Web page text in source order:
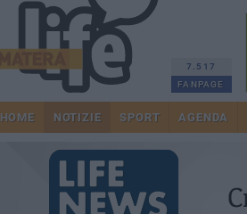
7.517
FANPAGE
HOME NOTIZIE SPORT AGENDA